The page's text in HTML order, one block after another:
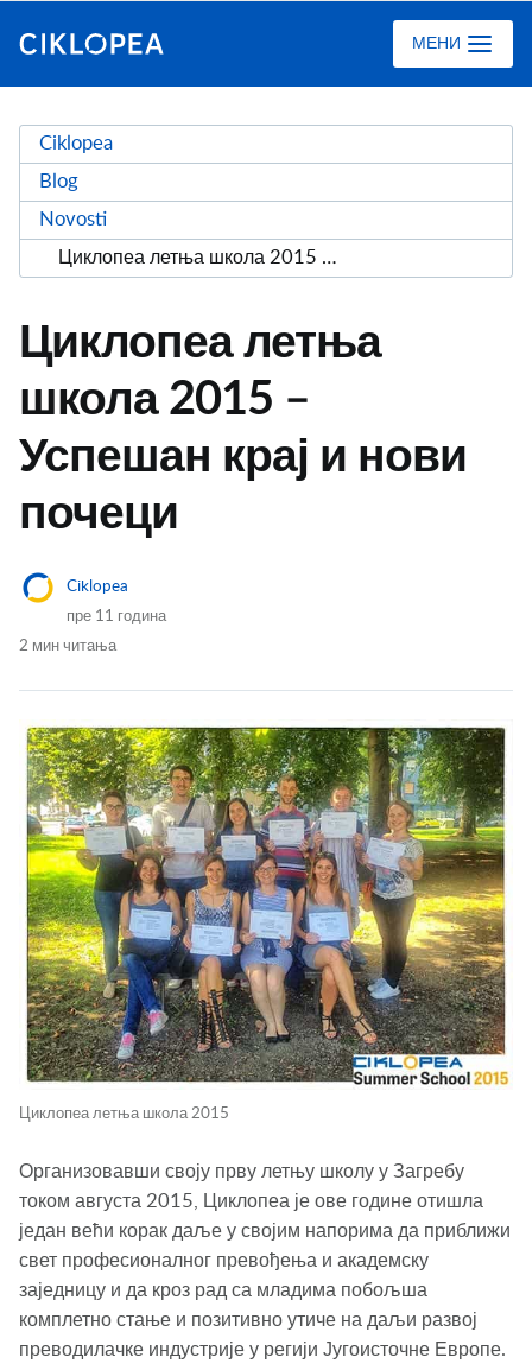
МЕНИ
Ciklopea
Blog
Novosti
Циклопеа летња школа 2015 – Успешан крај и нови почеци
Циклопеа летња
школа 2015 –
Успешан крај и нови
почеци
Ciklopea
пре 11 година
2 мин читања
Циклопеа летња школа 2015
Организовавши своју прву летњу школу у Загребу
током августа 2015, Циклопеа је ове године отишла
један већи корак даље у својим напорима да приближи
свет професионалног превођења и академску
заједницу и да кроз рад са младима побољша
комплетно стање и позитивно утиче на даљи развој
преводилачке индустрије у регији Југоисточне Европе.